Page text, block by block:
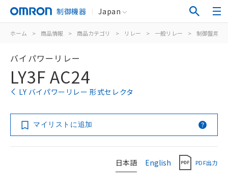
制御機器 Japan
ホーム > 商品情報 > 商品カテゴリ > リレー > 一般リレー > 制御盤用
バイパワーリレー
LY3F AC24
LY バイパワーリレー 形式セレクタ
マイリストに追加
日本語 English PDF出力